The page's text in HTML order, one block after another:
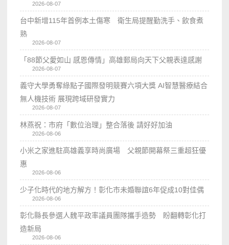
2026-08-07
台中新增115年首例本土傷寒 衛生局提醒勤洗手、飲食煮
熟
2026-08-07
「88節父愛如山 感恩傳情」高雄郵局向天下父親表達感謝
2026-08-07
義守大學勇奪綠點子國際發明競賽六項大獎 AI智慧醫療結合
無人機技術 展現跨域研發實力
2026-08-07
林燕祝：市府「數位治理」整合落後 請好好加油
2026-08-06
小米之家進駐高雄義享時尚廣場 父親節開幕祭三重超狂優
惠
2026-08-06
少子化時代的地方解方！彰化市未婚聯誼6年促成10對佳偶
2026-08-06
彰化縣長參選人魏平政率議員團隊攜手造勢 盼翻轉彰化打
造新局
2026-08-06